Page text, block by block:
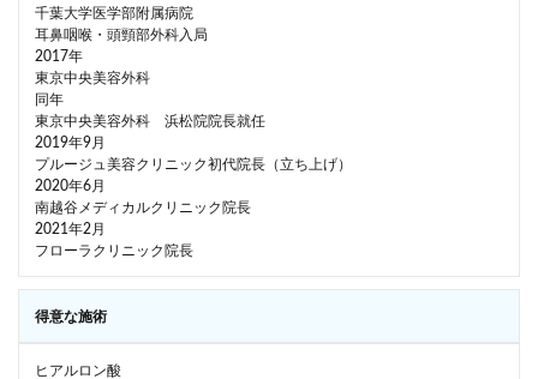
千葉大学医学部附属病院
耳鼻咽喉・頭頸部外科入局
2017年
東京中央美容外科
同年
東京中央美容外科 浜松院院長就任
2019年9月
プルージュ美容クリニック初代院長（立ち上げ）
2020年6月
南越谷メディカルクリニック院長
2021年2月
フローラクリニック院長
得意な施術
ヒアルロン酸